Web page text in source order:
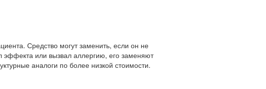
Средство могут заменить, если он не
или вызвал аллергию, его заменяют
аналоги по более низкой стоимости.